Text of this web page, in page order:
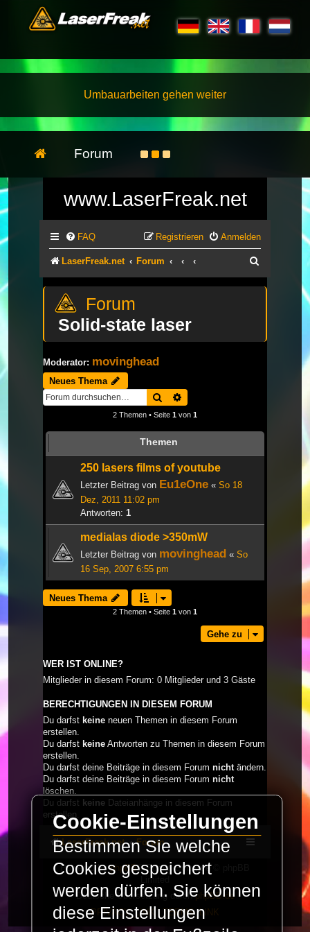
Umbauarbeiten gehen weiter
Forum
www.LaserFreak.net
FAQ Anmelden
Registrieren
LaserFreak.net Forum
Solid-state laser
Moderator: movinghead
Neues Thema
Suche
2 Themen • Seite 1 von 1
Themen
250 lasers films of youtube
Letzter Beitrag von Eu1eOne « So 18
Dez, 2011 11:02 pm
Antworten: 1
medialas diode >350mW
Letzter Beitrag von movinghead « So
16 Sep, 2007 6:55 pm
Neues Thema
2 Themen • Seite 1 von 1
Gehe zu
WER IST ONLINE?
Mitglieder in diesem Forum: 0 Mitglieder und 3 Gäste
BERECHTIGUNGEN IN DIESEM FORUM
Du darfst keine neuen Themen in diesem Forum
erstellen.
Du darfst keine Antworten zu Themen in diesem Forum
erstellen.
Du darfst deine Beiträge in diesem Forum nichtändern.
Du darfst deine Beiträge in diesem Forum nicht
löschen.
Du darfst keine Dateianhänge in diesem Forum
erstellen.
LaserFreak.net Forum
Powered byphpBB® Forum Software © phpBB
Limited
Deutsche Übersetzung durchphpBB.de
PRIVACY_LINK | TERMS_LINK
Cookie-Einstellungen
Bestimmen Sie welche
Cookies gespeichert
werden dürfen. Sie können
diese Einstellungen